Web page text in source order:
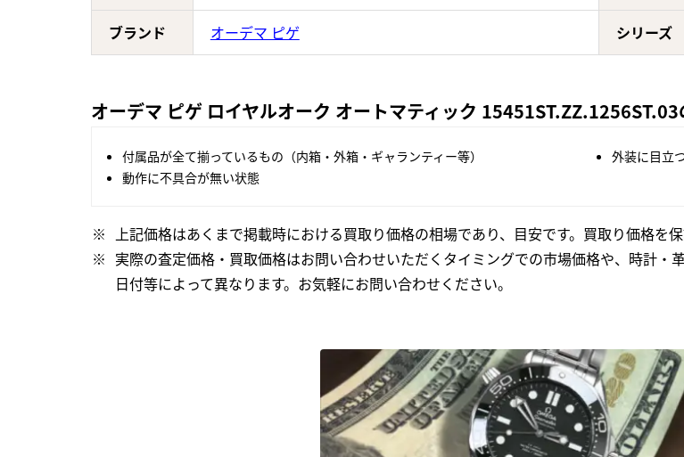
ブランド オーデマ ピゲ シリーズ
オーデマ ピゲ ロイヤルオーク オートマティック
付属品が全て揃っているもの（内箱・外箱・ギャランティー等）
外装に目立
動作に不具合が無い状態
上記価格はあくまで掲載時における買取り価格の相場であり、目安です。買取り価格を
実際の査定価格・買取価格はお問い合わせいただくタイミングでの市場価格や、時計
日付等によって異なります。お気軽にお問い合わせください。